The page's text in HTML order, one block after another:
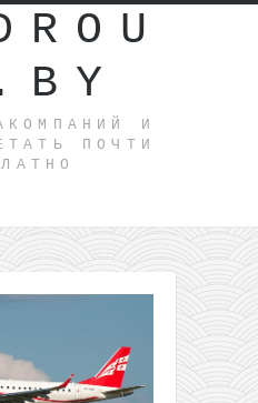
И
ПОЧТИ
Акция
Минска в
Варшаву,
Каунас